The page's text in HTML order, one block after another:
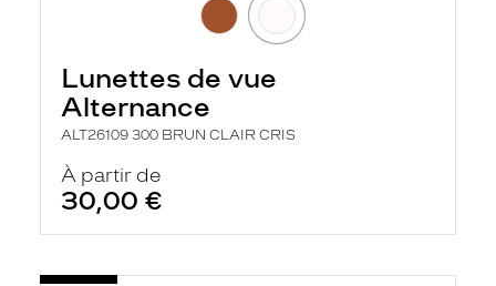
Lunettes de vue
Alternance
ALT26109 300 BRUN CLAIR CRIS
À partir de
30,00 €